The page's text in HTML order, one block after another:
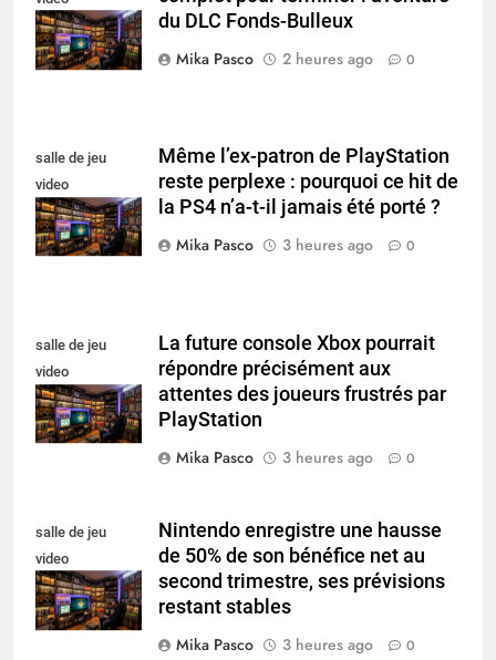
collectionneur
du DLC Fonds-Bulleux
Mika Pasco
2 heures ago 0
salle de jeu
video
collectionneur
Même l’ex-patron de PlayStation
reste perplexe : pourquoi ce hit de
la PS4 n’a-t-il jamais été porté ?
Mika Pasco
3 heures ago 0
salle de jeu
video
collectionneur
La future console Xbox pourrait
répondre précisément aux
attentes des joueurs frustrés par
PlayStation
Mika Pasco
3 heures ago 0
salle de jeu
video
collectionneur
Nintendo enregistre une hausse
de 50% de son bénéfice net au
second trimestre, ses prévisions
restant stables
Mika Pasco
3 heures ago 0